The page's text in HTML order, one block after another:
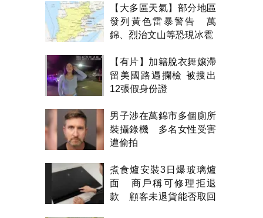
【大多區天氣】部分地區
發列黃色雷暴警告 萬
錦、烈治文山等恐現冰雹
【有片】加籍脫衣舞孃滯
留美國路遇攔檢 被搜出
12張假身份證
男子涉在萬錦市多個廁所
裝攝錄機 多名女性受害
遭偷拍
煮食爐安裝3日爆玻璃爐
面 商戶稱可修理拒退
款 顧客未退貨能否取回